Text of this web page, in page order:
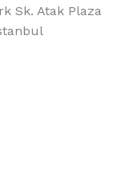
Sk. Atak Plaza